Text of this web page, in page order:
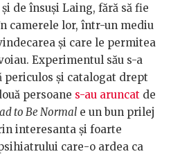
de însuși Laing, fără să fie
camerele lor, într-un mediu
și care le permitea
Experimentul său s-a
și catalogat drept
persoane s-au aruncat de
to Be Normal e un bun prilej
interesanta și foarte
care-o ardea ca